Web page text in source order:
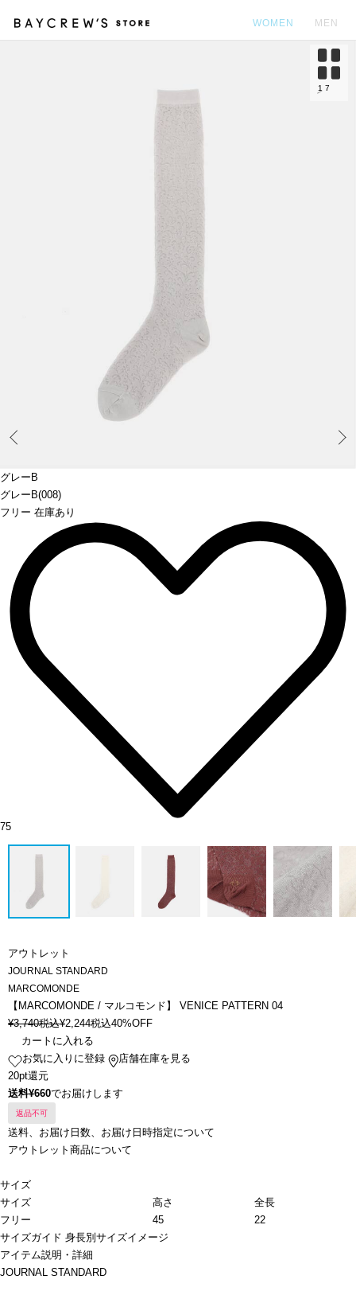
WOMEN MEN
グレーB
グレーB(008)
フリー 在庫あり
1 7
75
アウトレット
JOURNAL STANDARD
MARCOMONDE
【MARCOMONDE / マルコモンド】 VENICE PATTERN 04
¥3,740税込¥2,244税込40%OFF
カートに入れる
お気に入りに登録
店舗在庫を見る
20pt還元
送料¥660でお届けします
返品不可
送料、お届け日数、お届け日時指定について
アウトレット商品について
サイズ
サイズ
高さ
全長
フリー
45
22
サイズガイド 身長別サイズイメージ
アイテム説明・詳細
JOURNAL STANDARD